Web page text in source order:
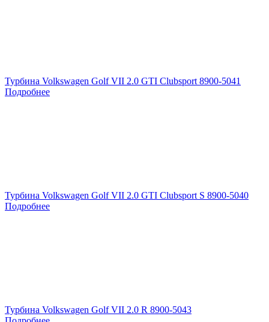
Турбина Volkswagen Golf VII 2.0 GTI Clubsport 8900-5041
Подробнее
Турбина Volkswagen Golf VII 2.0 GTI Clubsport S 8900-5040
Подробнее
Турбина Volkswagen Golf VII 2.0 R 8900-5043